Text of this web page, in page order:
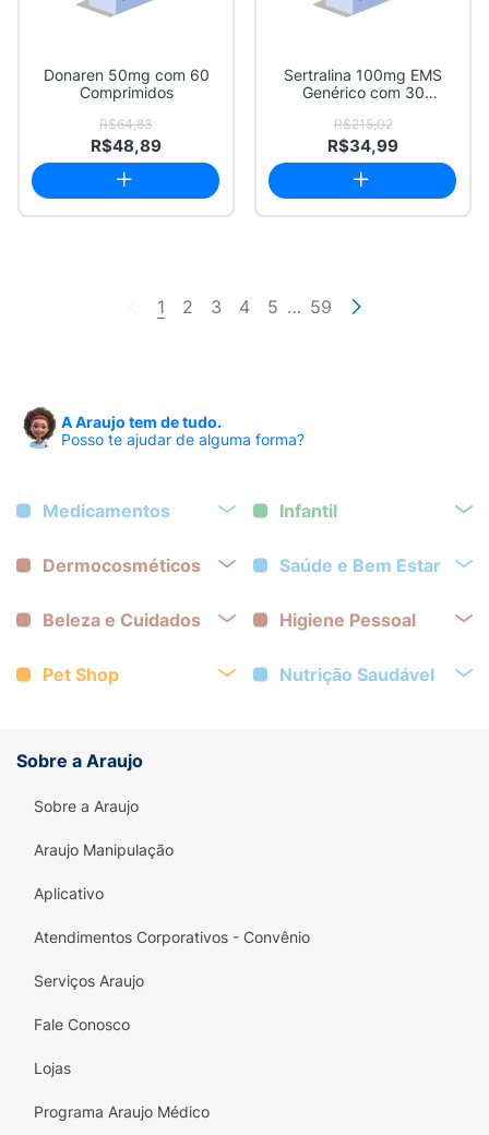
Donaren 50mg com 60
Comprimidos
R$64,83
R$48,89
Sertralina 100mg EMS
Genérico com 30
R$215,02
R$34,99
1 2 3 4 5 … 59
A Araujo tem de tudo.
Posso te ajudar de alguma forma?
Medicamentos Infantil
Dermocosméticos Saúde e Bem Estar
Beleza e Cuidados Higiene Pessoal
Pet Shop Nutrição Saudável
Sobre a Araujo
Sobre a Araujo
Araujo Manipulação
Aplicativo
Atendimentos Corporativos - Convênio
Serviços Araujo
Fale Conosco
Lojas
Programa Araujo Médico